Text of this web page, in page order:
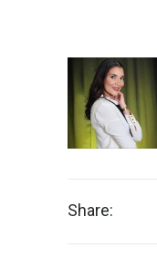
Share: